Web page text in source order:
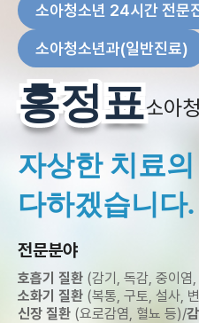
소아청소년 24시간 전문
소아청소년과(일반진료)
홍정표
홍정표소아
자상한 치료
다하겠습니다.
전문분야
호흡기 질환 (감기, 독감, 중이염
소화기 질환 (복통, 구토, 설사,
신장 질환 (요로감염, 혈뇨 등)/